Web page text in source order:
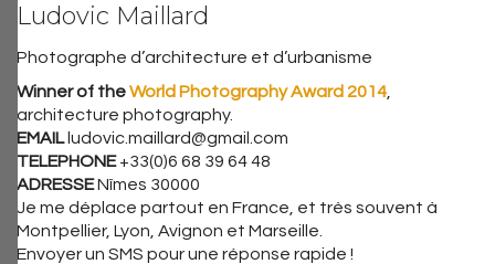
Ludovic Maillard
Photographe d’architecture et d’urbanisme
Winner of theWorld Photography Award 2014
architecture photography.
EMAILludovic.maillard@gmail.com
TELEPHONE+33(0)6 68 39 64 48
ADRESSENîmes 30000
Je me déplace partout en France, et très souvent à
Montpellier, Lyon, Avignon et Marseille.
Envoyer un SMS pour une réponse rapide !